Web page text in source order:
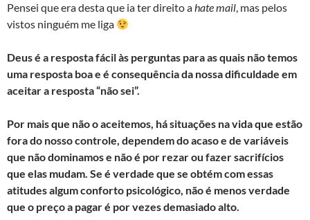
Pensei que era desta que ia ter direito ahate mail, mas pelos
vistos ninguém me liga
Deus é a resposta fácil às perguntas para as quais não temos
uma resposta boa e é consequência da nossa dificuldade em
aceitar a resposta “não sei”.
Por mais que não o aceitemos, há situações na vida que estão
fora do nosso controle, dependem do acaso e de variáveis
que não dominamos e não é por rezar ou fazer sacrifícios
que elas mudam. Se é verdade que se obtém com essas
atitudes algum conforto psicológico, não é menos verdade
que o preço a pagar é por vezes demasiado alto.